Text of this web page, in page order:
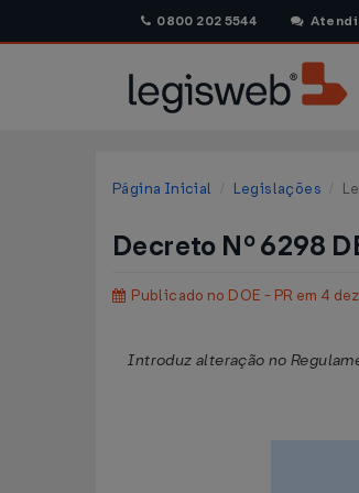
0800 202 5544
Página Inicial Legislações
Decreto Nº 6298
Publicado no DOE - PR em 4
Introduz alteração no